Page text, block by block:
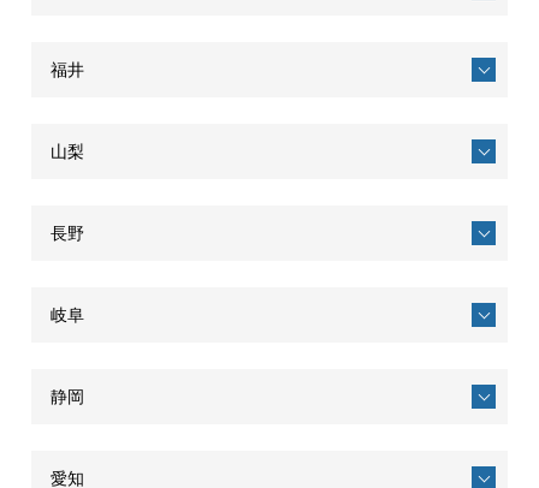
福井
山梨
長野
岐阜
静岡
愛知